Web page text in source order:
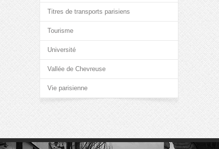
Titres de transports parisiens
Tourisme
Université
Vallée de Chevreuse
Vie parisienne